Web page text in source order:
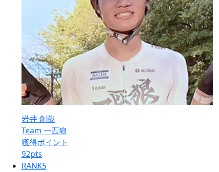
岩井 創哉
Team 一匹狼
獲得ポイント
92pts
RANK5